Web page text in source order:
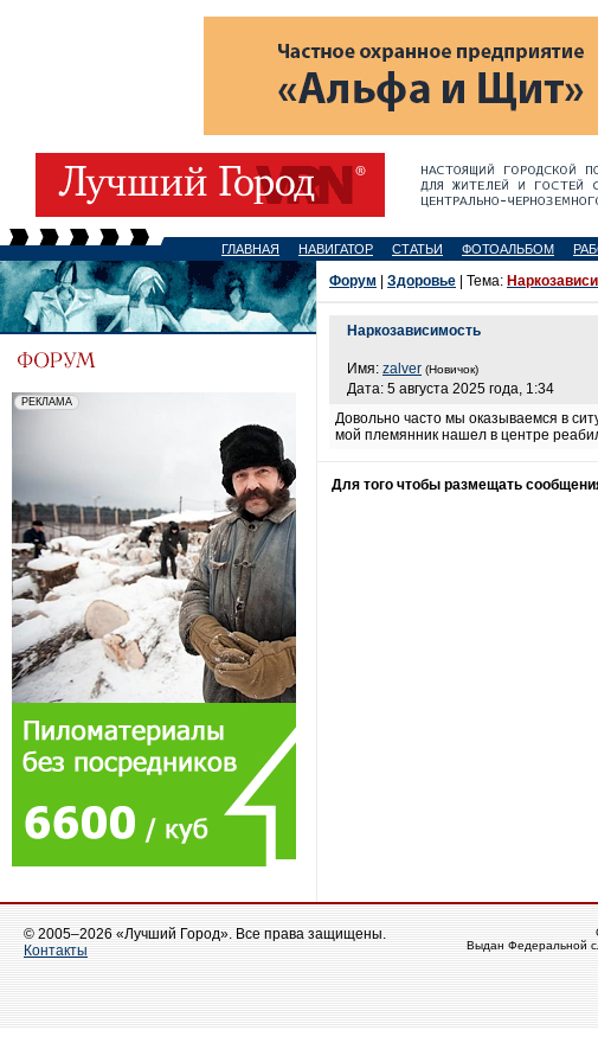
ГЛАВНАЯ НАВИГАТОР СТАТЬИ ФОТОАЛЬБОМ
Форум Здоровье | Тема:
Наркозависимость
Имя: zalver (Новичок)
Дата: 5 августа 2025 года, 1:34
Довольно часто мы оказываемся в
мой племянник нашел в центре
Для того чтобы размещать
© 2005–2026 «Лучший Город». Все права защищены.
Контакты
Выдан Федеральной